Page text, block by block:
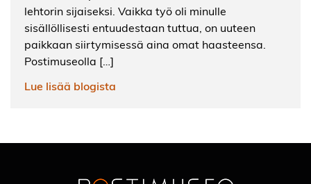
lehtorin sijaiseksi. Vaikka työ oli minulle
sisällöllisesti entuudestaan tuttua, on uuteen
paikkaan siirtymisessä aina omat haasteensa.
Postimuseolla […]
Lue lisää blogista